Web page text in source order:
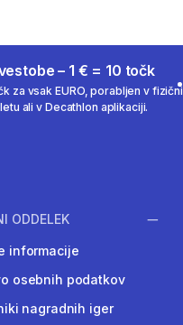
– 1 € = 10 točk
za vsak EURO, porabljen v fizični
ali v Decathlon aplikaciji.
ODDELEK
informacije
osebnih podatkov
nagradnih iger